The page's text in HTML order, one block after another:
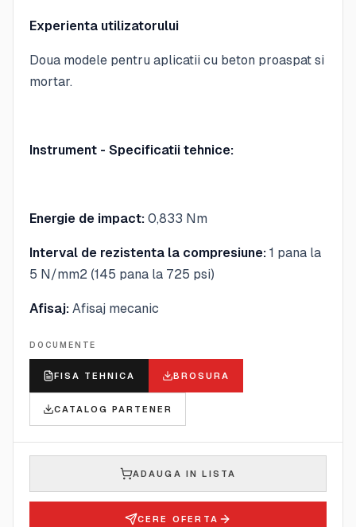
Experienta utilizatorului
Doua modele pentru aplicatii cu beton proaspat si
mortar.
Instrument - Specificatii tehnice:
Energie de impact: 0,833 Nm
Interval de rezistenta la compresiune: 1 pana la
5 N/mm2 (145 pana la 725 psi)
Afisaj: Afisaj mecanic
DOCUMENTE
FISA TEHNICA BROSURA
CATALOG PARTENER
ADAUGA IN LISTA
CERE OFERTA